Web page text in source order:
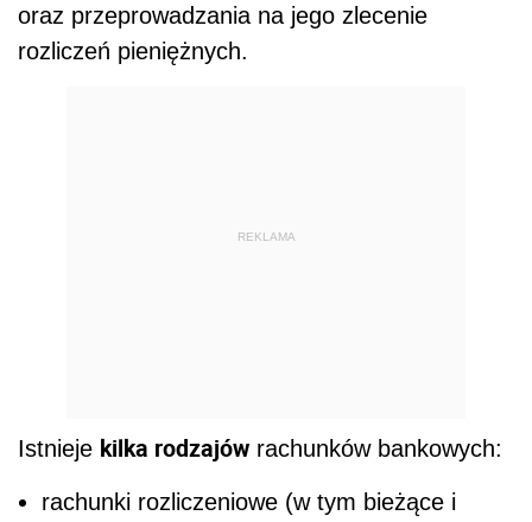
oraz przeprowadzania na jego zlecenie
rozliczeń pieniężnych.
REKLAMA
Istnieje kilka rodzajów rachunków bankowych:
rachunki rozliczeniowe (w tym bieżące i